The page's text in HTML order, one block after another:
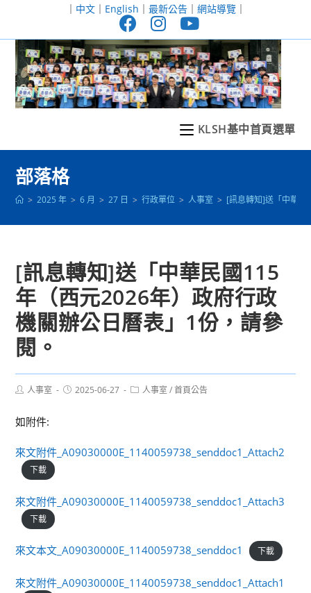
至
｜ 中文｜ English ｜ 最新公告｜ 網站導覽｜
KLSH基中首頁選單
部落格
> 2025 年 > 6 月 > 27 日 > 行政單位 > 人事室 > [訊息轉知]送「中華民
[訊息轉知]送「中華民國115
年（西元2026年）政府行政
機關辦公日曆表」1份，請參
閱。
Post人事室
Post2025-06-27
Post人事室 / 首頁公告
如附件:
來文附件_A09030000E_1140059738_senddoc1_Attach2
下載
來文附件_A09030000E_1140059738_senddoc1_Attach3
下載
來文本文_A09030000E_1140059738_senddoc1 下載
來文附件_A09030000E_1140059738_senddoc1_Attach1